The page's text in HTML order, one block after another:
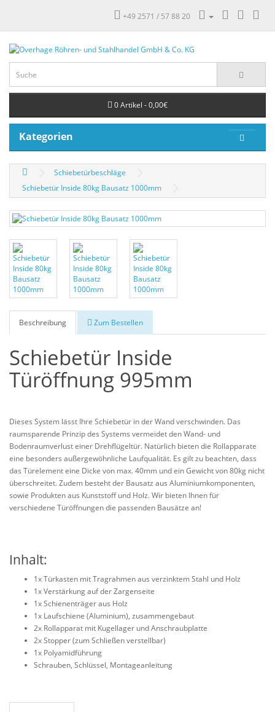
+49 2571 / 57 88 20
0 Artikel - 0,00€
Kategorien
Schiebetürbeschläge
Schiebetür Inside 80kg Bausatz 1000mm
Beschreibung Zum Bestellen
Schiebetür Inside
Türöffnung 995mm
Dieses System lässt Ihre Schiebetür in der Wand verschwinden. Das
raumsparende Prinzip des Systems vermeidet den Wand- und
Bodenraumverlust einer Drehflügeltür. Natürlich bieten die Rollapparate
eine besonders außergewöhnliche Laufqualität. Es gilt zu beachten, dass
das Türelement eine Dicke von max. 40mm und ein Gewicht von 80kg nicht
überschreitet. Zudem besteht der Bausatz aus Aluminiumkomponenten,
sowie Produkten aus Kunststoff und Holz. Wir bieten Ihnen für
verschiedene Türöffnungen die passenden Bausätze an!
Inhalt:
1x Türkasten mit Tragrahmen aus verzinktem Stahl und Holz
1x Verstärkung auf der Zargenseite
1x Schienenträger aus Holz
1x Laufschiene (Aluminium), zusammengebaut
2x Rollapparat mit Kugellager und Anschraubplatte
2x Stopper (zum Schließen verstellbar)
1x Polyamidführung
Schrauben, Schlüssel, Montageanleitung